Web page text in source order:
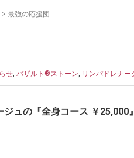
> 最強の応援団
せ, バザルト®ストーン, リンパドレナー
ュの『全身コース ￥25,000